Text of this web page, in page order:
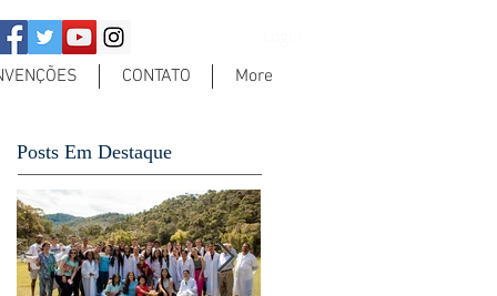
CONTATO More
Posts Em Destaque